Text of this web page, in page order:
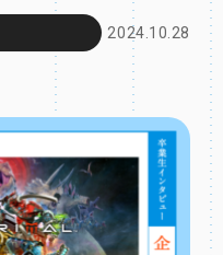
2024.10.28